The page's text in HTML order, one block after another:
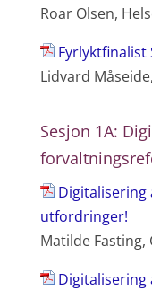
Roar Olsen,
Fyrlyktfinalist
Lidvard
Sesjon 1A:
Digitalisering
utfordringer!
Matilde Fasting,